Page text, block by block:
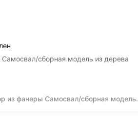
сборная модель из дерева
из фанеры Самосвал/сборная модель